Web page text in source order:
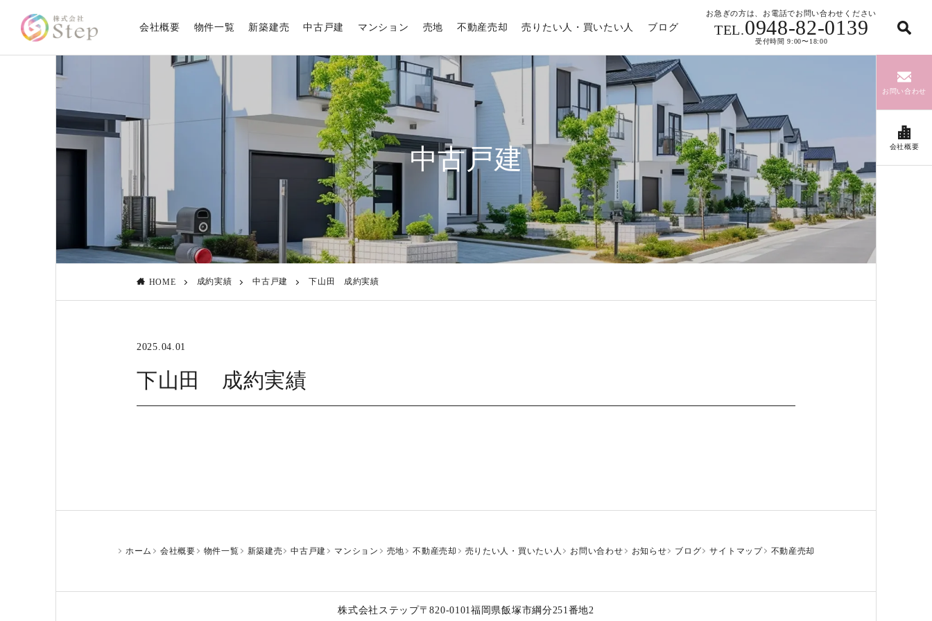
会社概要 物件一覧 新築建売 中古戸建 マンション 売地 不動産売却 売りたい人・買いたい人 ブログ
お急ぎの方は、お電話でお問い合わせください
TEL.0948-82-0139
受付時間 9:00〜18:00
お問い合わせ
会社概要
中古戸建
HOME 成約実績 中古戸建 下山田 成約実績
2025.04.01
下山田 成約実績
ホーム 会社概要 物件一覧 新築建売 中古戸建 マンション 売地 不動産売却 売りたい人・買いたい人 お問い合わせ お知らせ ブログ サイトマップ 不動産売却
株式会社ステップ〒820-0101福岡県飯塚市綱分251番地2